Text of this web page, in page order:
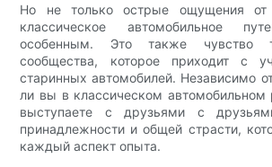
Но не только острые ощущения от
классическое автомобильное
особенным. Это также чувство
сообщества, которое приходит с
старинных автомобилей. Независимо
ли вы в классическом автомобильном
выступаете с друзьями с
принадлежности и общей страсти,
каждый аспект опыта.